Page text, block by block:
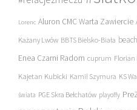
Lorenc Aluron CMC Warta Zawiercie
Każany Lwów BBTS Bielsko-Biała
Enea Czarni Radom cuprum Florian
Kajetan Kubicki Kamil Szymura KS
świata PGE Skra Bełchatów playoffy